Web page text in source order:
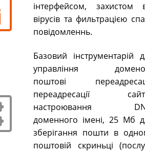
інтерфейсом, захистом
вірусів та фильтрацією
повідомленнь.
Базовий інструментарій
управління
поштові
переадресації
настроювання
доменного імені, 25 Мб
зберігання пошти в
поштовій скриньці